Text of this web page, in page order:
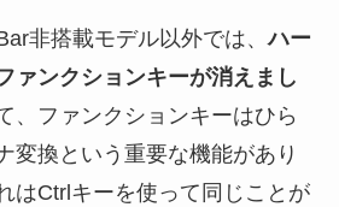
非搭載モデル以外では、ハー
ァンクションキーが消えまし
、ファンクションキーはひら
変換という重要な機能があり
はCtrlキーを使って同じことが